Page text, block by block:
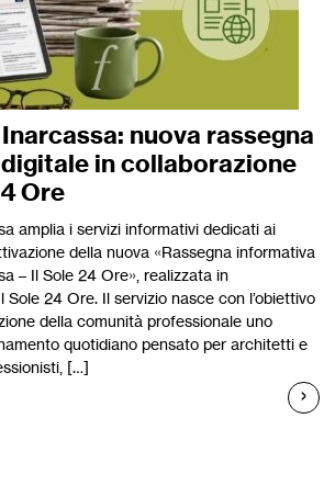
nuova rassegna
in collaborazione
Ore
amplia i servizi informativi dedicati ai
della nuova «Rassegna informativa
– Il Sole 24 Ore», realizzata in
Sole 24 Ore. Il servizio nasce con l’obiettivo
della comunità professionale uno
quotidiano pensato per architetti e
[…]